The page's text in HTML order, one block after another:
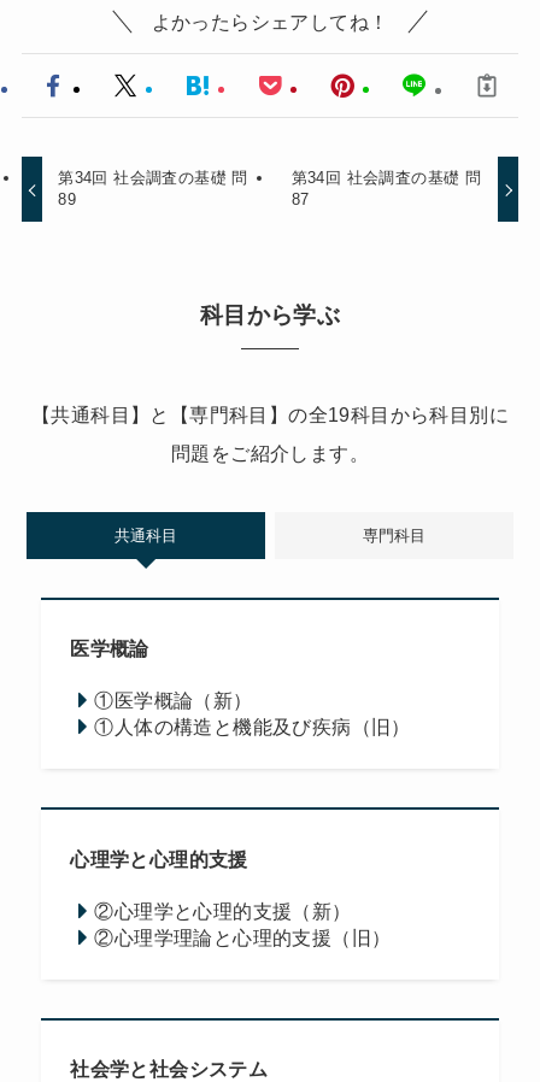
よかったらシェアしてね！
第34回 社会調査の基礎 問
89
第34回 社会調査の基礎 問
87
科目から学ぶ
【共通科目】と【専門科目】の全19科目から科目別に
問題をご紹介します。
共通科目 専門科目
医学概論
①医学概論（新）
①人体の構造と機能及び疾病（旧）
心理学と心理的支援
②心理学と心理的支援（新）
②心理学理論と心理的支援（旧）
社会学と社会システム